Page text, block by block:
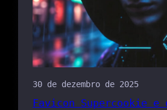
30 de dezembro de 2025
Favicon Supercookie e